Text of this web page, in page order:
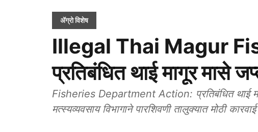
ॲग्रो विशेष
Illegal Thai Magur
प्रतिबंधित थाई मागूर मासे
Fisheries Department Action: प्रतिबंधित थाई
मत्स्यव्यवसाय विभागाने पारशिवणी तालुक्यात मोठी